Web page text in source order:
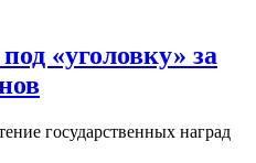
«уголовку» за
государственных наград